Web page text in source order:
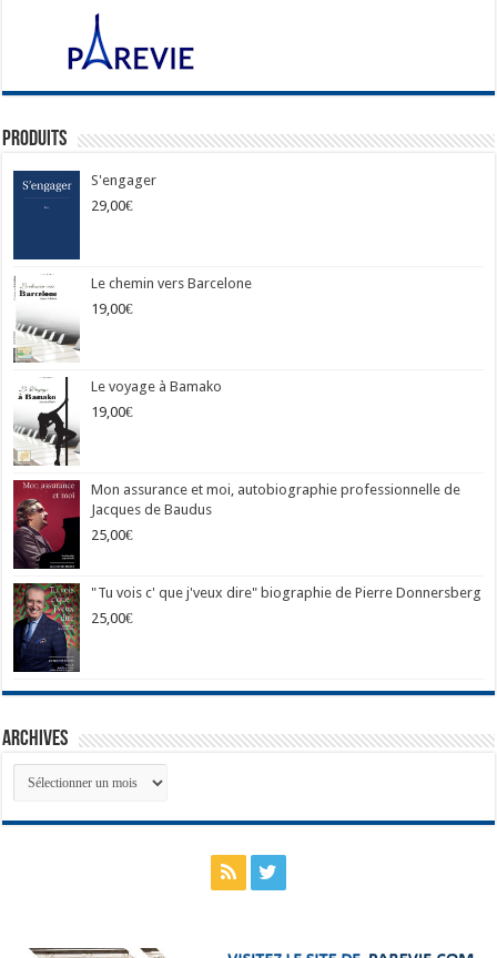
Produits
S'engager
29,00€
Le chemin vers Barcelone
19,00€
Le voyage à Bamako
19,00€
Mon assurance et moi, autobiographie professionnelle de
Jacques de Baudus
25,00€
"Tu vois c' que j'veux dire" biographie de Pierre Donnersberg
25,00€
Archives
Archives